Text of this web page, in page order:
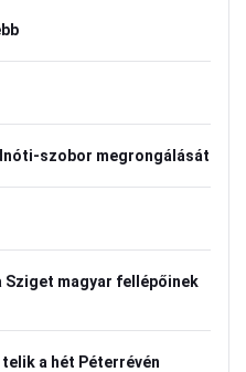
szobor megrongálását
Sziget magyar fellépőinek
a hét Péterrévén